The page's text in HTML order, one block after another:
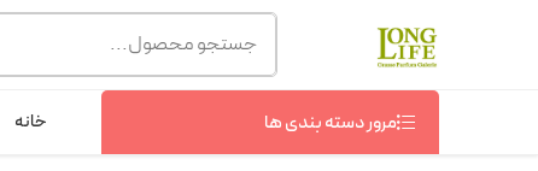
توجه! برند لانگ لایف رایحه های معروف را با شیشه و بسته
شماره پشتیبانی :09368076869
مرور دسته بندی ها خانه